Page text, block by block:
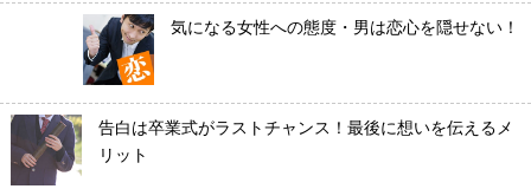
気になる女性への態度・男は恋心を隠せない！
告白は卒業式がラストチャンス！最後に想いを伝えるメ
リット